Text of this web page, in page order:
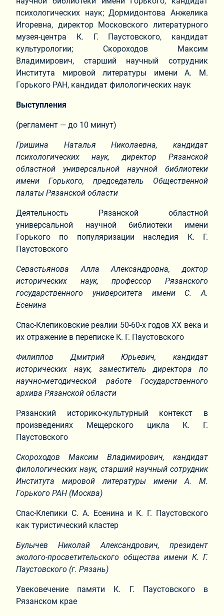
психологических наук; Дормидонтова Анжелика
Игоревна, директор Московского литературного
музея-центра К. Г. Паустовского, кандидат
культурологии; Скороходов Максим
Владимирович, старший научный сотрудник
Института мировой литературы имени А. М.
Горького РАН, кандидат филологических наук
Выступления
(регламент — до 10 минут)
Гришина Наталья Николаевна, кандидат
психологических наук, директор Рязанской
областной универсальной научной библиотеки
имени Горького, председатель Общественной
палаты Рязанской области
Деятельность Рязанской областной
универсальной научной библиотеки имени
Горького по популяризации наследия К. Г.
Паустовского
Севастьянова Алла Александровна, доктор
исторических наук, профессор Рязанского
государственного университета имени С. А.
Есенина
Спас-Клепиковские реалии 50-60-х годов XX века и
их отражение в переписке К. Г. Паустовского
Филиппов Дмитрий Юрьевич, кандидат
исторических наук, заместитель директора по
научно-методической работе Государственного
архива Рязанской области
Рязанский историко-культурный контекст в
произведениях Мещерского цикла К. Г.
Паустовского
Скороходов Максим Владимирович, кандидат
филологических наук, старший научный сотрудник
Института мировой литературы имени А. М.
Горького РАН (Москва)
Спас-Клепики С. А. Есенина и К. Г. Паустовского
как туристический кластер
Булычев Николай Александрович, президент
эколого-просветительского общества имени К. Г.
Паустовского (г. Рязань)
Увековечение памяти К. Г. Паустовского в
Рязанском крае